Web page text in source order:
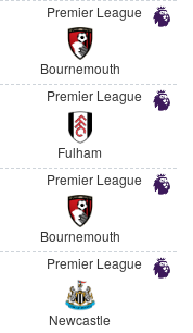
Premier League
Bournemouth
Premier League
Fulham
Premier League
Bournemouth
Premier League
Newcastle